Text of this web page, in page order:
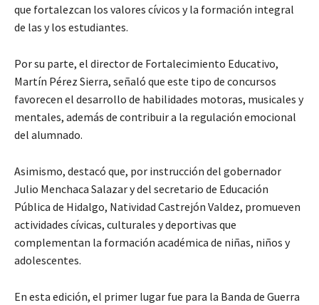
que fortalezcan los valores cívicos y la formación integral
de las y los estudiantes.
Por su parte, el director de Fortalecimiento Educativo,
Martín Pérez Sierra, señaló que este tipo de concursos
favorecen el desarrollo de habilidades motoras, musicales y
mentales, además de contribuir a la regulación emocional
del alumnado.
Asimismo, destacó que, por instrucción del gobernador
Julio Menchaca Salazar y del secretario de Educación
Pública de Hidalgo, Natividad Castrejón Valdez, promueven
actividades cívicas, culturales y deportivas que
complementan la formación académica de niñas, niños y
adolescentes.
En esta edición, el primer lugar fue para la Banda de Guerra